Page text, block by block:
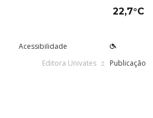
22,7°C
Acessibilidade
Editora Univates
Publicação